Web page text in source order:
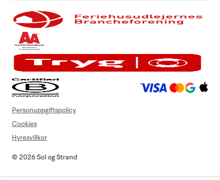
© 2026 Sol og Strand
Personuppgiftspolicy
Cookies
Hyresvillkor